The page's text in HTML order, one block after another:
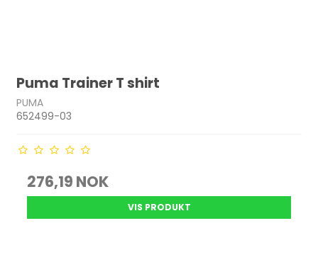
Puma Trainer T shirt
PUMA
652499-03
276,19 NOK
VIS PRODUKT